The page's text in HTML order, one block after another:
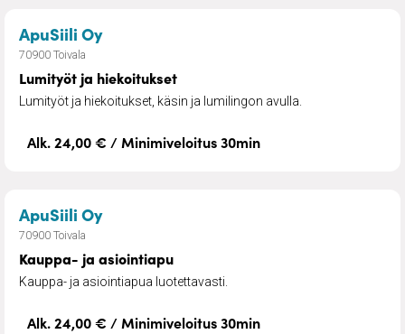
ApuSiili Oy– Lumityöt ja hiekoitukset
70900 Toivala
Lumityöt ja hiekoitukset
Lumityöt ja hiekoitukset, käsin ja lumilingon avulla.
Alk. 24,00 € / Minimiveloitus 30min
ApuSiili Oy– Kauppa- ja asiointiapu
70900 Toivala
Kauppa- ja asiointiapu
Kauppa- ja asiointiapua luotettavasti.
Alk. 24,00 € / Minimiveloitus 30min